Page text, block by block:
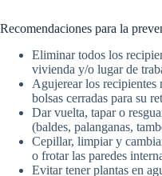
Recomendaciones para la
Eliminar todos los
vivienda y/o lugar de
Agujerear los recipientes
bolsas cerradas para su
Dar vuelta, tapar o
(baldes, palanganas,
Cepillar, limpiar y
o frotar las paredes
Evitar tener plantas en